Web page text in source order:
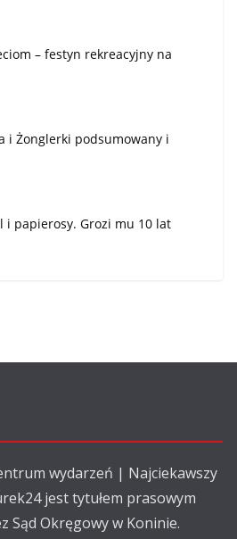
– festyn rekreacyjny na
i Żonglerki podsumowany i
i papierosy. Grozi mu 10 lat
wydarzeń | Najciekawszy
jest tytułem prasowym
Sąd Okręgowy w Koninie.